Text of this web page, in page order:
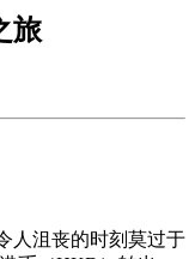
旅
人沮丧的时刻莫过于